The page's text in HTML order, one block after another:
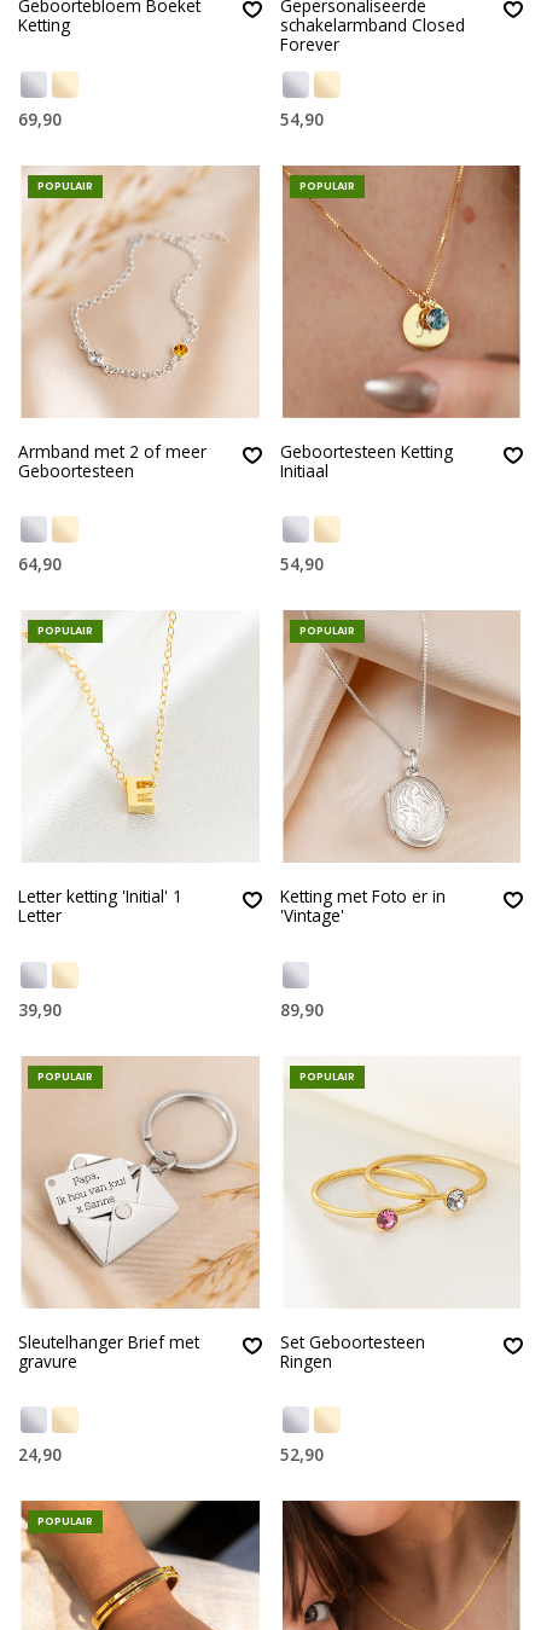
Geboortebloem Boeket
Ketting
69,90
Gepersonaliseerde
schakelarmband Closed
Forever
54,90
POPULAIR
Armband met 2 of meer
Geboortesteen
64,90
POPULAIR
Geboortesteen Ketting
Initiaal
54,90
POPULAIR
Letter ketting 'Initial' 1
Letter
39,90
POPULAIR
Ketting met Foto er in
'Vintage'
89,90
POPULAIR
Sleutelhanger Brief met
gravure
24,90
POPULAIR
Set Geboortesteen
Ringen
52,90
POPULAIR